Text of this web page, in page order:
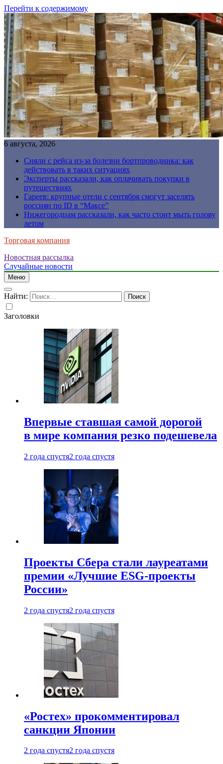
Перейти к содержимому
6 августа, 2026
Сняли с рейса из-за болезни бортпроводника: как
действовать в таких ситуациях
Эксперты рассказали, как оплачивать покупки в
путешествиях
Гареев: крупные отели с сентября смогут заселять
россиян по ID в “Максе”
Нижегородцам рассказали, как часто стоит мыть голову
летом
Торговая компания
Новостная рассылка
Случайные новости
Меню
Найти:
Заголовки
Впервые ставшая самой дорогой
в мире компания резко подешевела
2 года спустя2 года спустя
Проекты Сбера стали лауреатами
премии «Лучшие ESG-проекты
России»
2 года спустя2 года спустя
«Ростех» прокомментировал
санкции Японии
2 года спустя2 года спустя